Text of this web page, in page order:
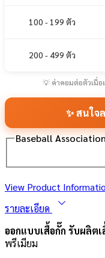
100 - 199 ตัว
200 - 499 ตัว
💡 ค่าคอมต่อตัวเมื่อ
✨ สนใ
Baseball
View Product
รายละเอียด
ออกแบบเสื้อกั๊ก รับผลิตเ
พรีเมียม